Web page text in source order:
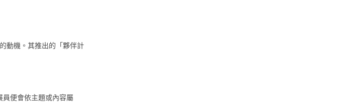
動機。其推出的「夥伴計
員便會依主題或內容屬